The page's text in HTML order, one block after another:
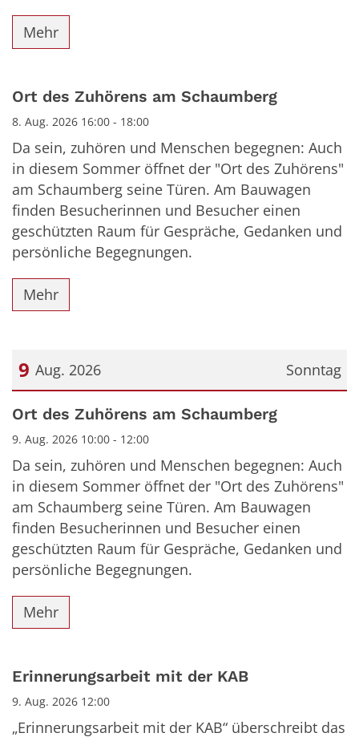
Mehr
Ort des Zuhörens am Schaumberg
8. Aug. 2026 16:00 - 18:00
Da sein, zuhören und Menschen begegnen: Auch
in diesem Sommer öffnet der "Ort des Zuhörens"
am Schaumberg seine Türen. Am Bauwagen
finden Besucherinnen und Besucher einen
geschützten Raum für Gespräche, Gedanken und
persönliche Begegnungen.
Mehr
Sonntag
9 Aug. 2026
Datum: 9. August 2026
Ort des Zuhörens am Schaumberg
9. Aug. 2026 10:00 - 12:00
Da sein, zuhören und Menschen begegnen: Auch
in diesem Sommer öffnet der "Ort des Zuhörens"
am Schaumberg seine Türen. Am Bauwagen
finden Besucherinnen und Besucher einen
geschützten Raum für Gespräche, Gedanken und
persönliche Begegnungen.
Mehr
Erinnerungsarbeit mit der KAB
9. Aug. 2026 12:00
„Erinnerungsarbeit mit der KAB“ überschreibt das